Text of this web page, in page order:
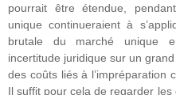
pourrait être étendue,
unique continueraient à
brutale du marché unique
incertitude juridique sur un
des coûts liés à l’impréparation
Il suffit pour cela de regarder les